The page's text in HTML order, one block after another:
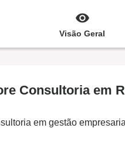
Visão Geral
Consultoria em
em gestão